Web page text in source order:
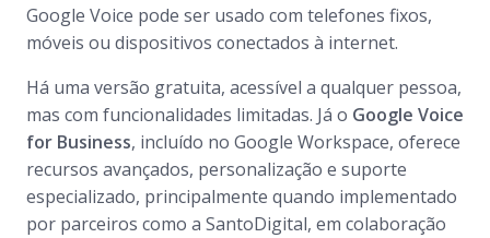
Google Voice pode ser usado com telefones fixos,
móveis ou dispositivos conectados à internet.
Há uma versão gratuita, acessível a qualquer pessoa,
mas com funcionalidades limitadas. Já o Google Voice
for Business, incluído no Google Workspace, oferece
recursos avançados, personalização e suporte
especializado, principalmente quando implementado
por parceiros como a SantoDigital, em colaboração